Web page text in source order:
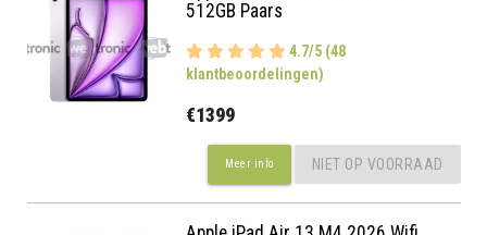
512GB Paars
4.7/5 (48
klantbeoordelingen)
€1399
Meer info NIET OP VOORRAAD